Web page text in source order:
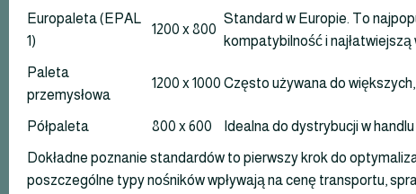
Europaleta (EPAL
1)
1200 x 800
Standard w Europie. To
kompatybilność i najłatwiejszą
Paleta
przemysłowa
1200 x 1000 Często używana do
Półpaleta 800 x 600 Idealna do dystrybucji w
Dokładne poznanie standardów to pierwszy krok do
poszczególne typy nośników wpływają na cenę transportu,